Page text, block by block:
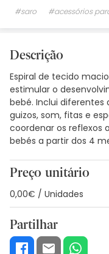
#saro #acessórios
Descrição
Espiral de tecido
estimular o
bebé. Inclui diferentes
guizos, som, fitas e
coordenar os reflexos
bebés a partir dos 4
Preço unitário
0,00€ / Unidades
Partilhar